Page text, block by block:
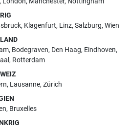
, Klagenfurt, Linz, Salzburg, Wien
, Bodegraven, Den Haag, Eindhoven,
, Rotterdam
, Lausanne, Zürich
, Bruxelles